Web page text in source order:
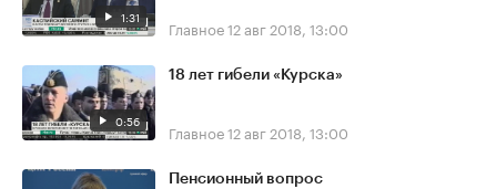
1:31 Главное12 авг 2018, 13:00
0:56
18 лет гибели «Курска»
Главное12 авг 2018, 13:00
Пенсионный вопрос